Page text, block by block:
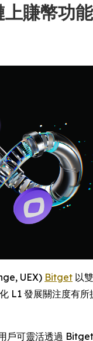
賺幣功
UEX) Bitget 以
L1 發展關注度有
戶可靈活透過